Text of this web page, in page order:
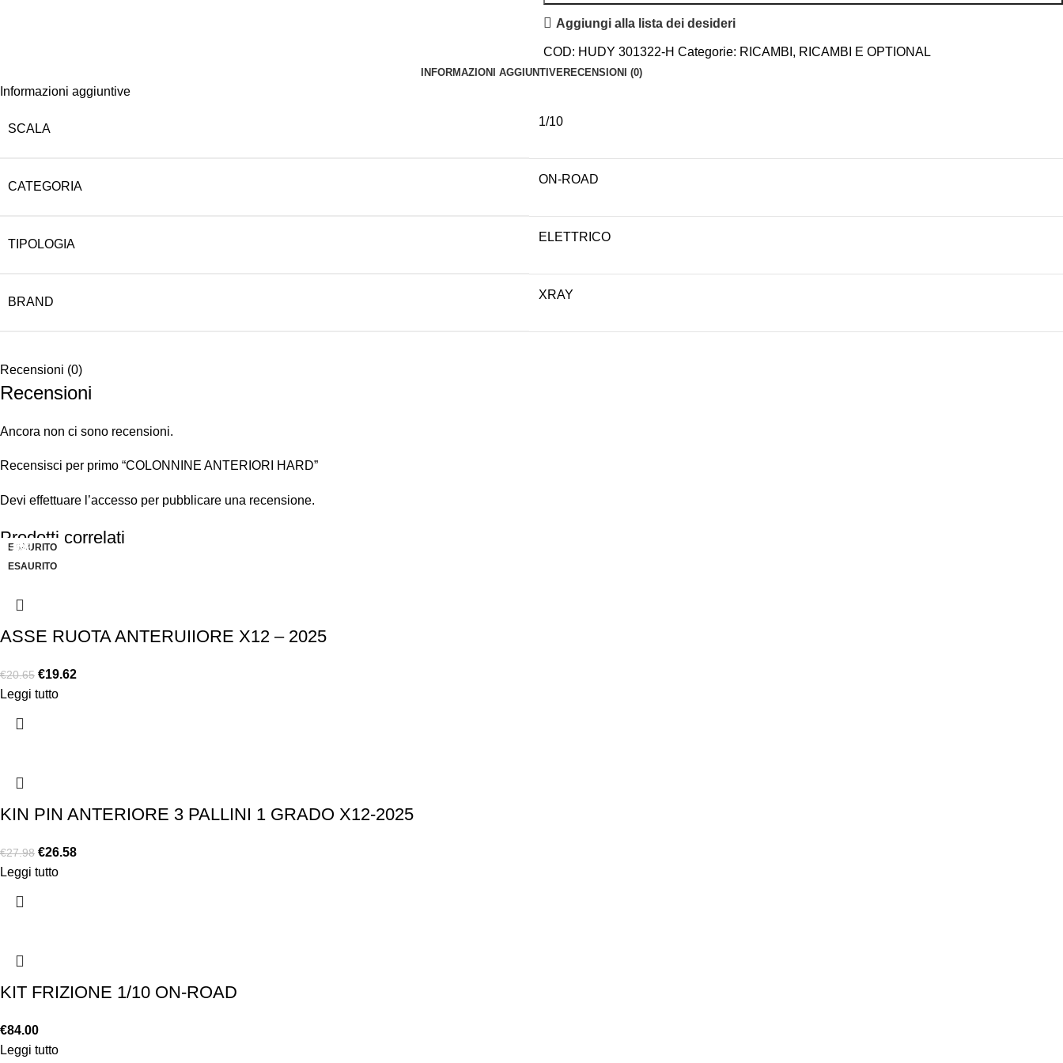
Aggiungi alla lista dei desideri
COD: HUDY 301322-H Categorie: RICAMBI , RICAMBI E OPTIONAL
INFORMAZIONI AGGIUNTIVERECENSIONI (0)
Informazioni aggiuntive
SCALA
1/10
CATEGORIA
ON-ROAD
TIPOLOGIA
ELETTRICO
BRAND
XRAY
Recensioni (0)
Recensioni
Ancora non ci sono recensioni.
Recensisci per primo “COLONNINE ANTERIORI HARD”
Devi effettuare l’accesso per pubblicare una recensione.
Prodotti correlati
-5%
ESAURITO
ASSE RUOTA ANTERUIIORE X12 – 2025
€20.65 €19.62
Leggi tutto
-5%
ESAURITO
KIN PIN ANTERIORE 3 PALLINI 1 GRADO X12-2025
€27.98 €26.58
Leggi tutto
ESAURITO
KIT FRIZIONE 1/10 ON-ROAD
€84.00
Leggi tutto
-5%
-5%
ESAURITO
-10%
ESAURITO
-5%
-5%
ESAURITO